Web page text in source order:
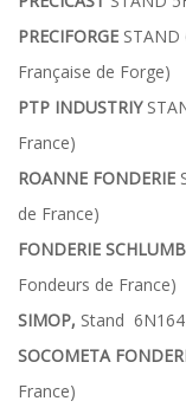
PRECIFORGE
Française de Forge)
PTP INDUSTRIY
France)
ROANNE FONDERIE
de France)
FONDERIE
Fondeurs de France)
SIMOP, Stand
SOCOMETA
France)